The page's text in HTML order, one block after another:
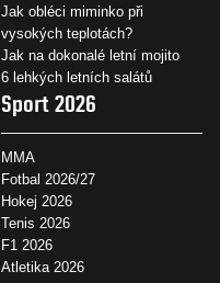
Jak obléci miminko při
vysokých teplotách?
Jak na dokonalé letní mojito
6 lehkých letních salátů
Sport 2026
MMA
Fotbal 2026/27
Hokej 2026
Tenis 2026
F1 2026
Atletika 2026